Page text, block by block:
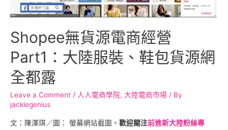
Shopee無貨源電商經營
Part1：大陸服裝、鞋包貨源網
全都露
Leave a Comment / 人人電商學院, 大陸電商市場 / By
jackiegenius
文：陳澤琪／圖： 螢幕網站截圖。 歡迎關注前進新大陸粉絲專